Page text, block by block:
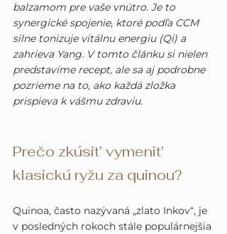
balzamom pre vaše vnútro. Je to
synergické spojenie, ktoré podľa CCM
silne tonizuje vitálnu energiu (Qi) a
zahrieva Yang. V tomto článku si nielen
predstavíme recept, ale sa aj podrobne
pozrieme na to, ako každá zložka
prispieva k vášmu zdraviu.
Prečo zkúsit’ vymenit’
klasickú ryžu za quinou?
Quinoa, často nazývaná „zlato Inkov“, je
v posledných rokoch stále populárnejšia